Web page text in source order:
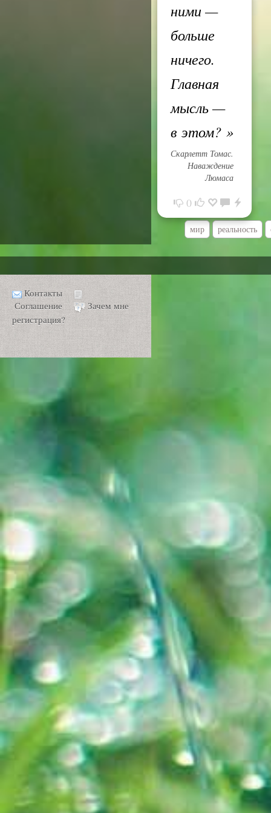
ними —
больше
ничего.
Главная
мысль —
в этом? »
Скарлетт Томас.
Наваждение
Люмаса
0
мир реальность
Контакты
Соглашение
Зачем мне
регистрация?